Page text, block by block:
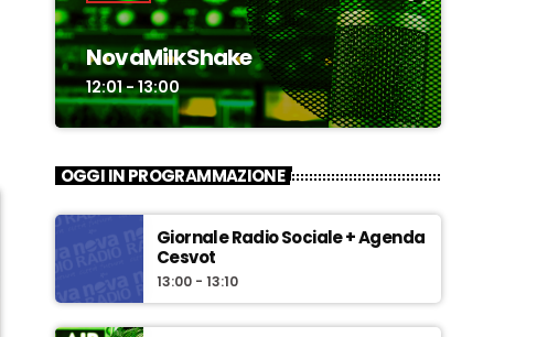
NovaMilkShake
12:01 - 13:00
OGGI IN PROGRAMMAZIONE
Giornale Radio Sociale + Agenda
Cesvot
13:00 - 13:10